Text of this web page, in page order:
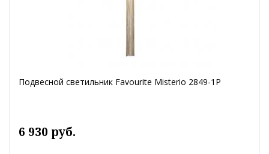
Подвесной светильник Favourite Misterio 2849-1P
6 930 руб.